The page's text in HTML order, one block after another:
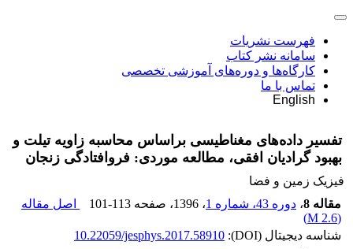
فهرست نشریات
سامانه نشر کتاب
کارگاه‌ها و دوره‌های آموزشی تخصصی
تماس با ما
English
تفسیر داده‌های مغناطیسی براساس محاسبه زاویه تیلت و
بهبود گرادیان افقی، مطالعه موردی: فروافتادگی زنجان
فیزیک زمین و فضا
مقاله 8
، دوره 43، شماره 1 ، 1396 ، صفحه 101-113
اصل مقاله
(
2.6 M
)
شناسه دیجیتال (DOI):
10.22059/jesphys.2017.58910